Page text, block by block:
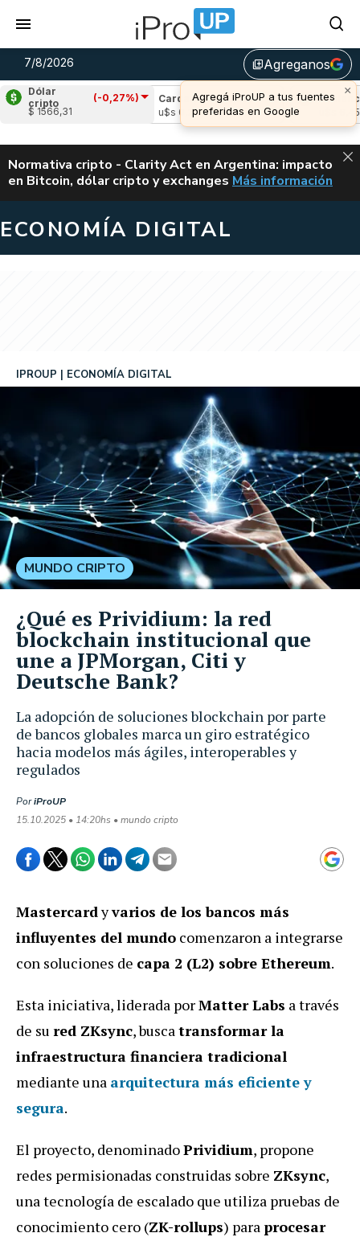
7/8/2026 library_addAgreganos
×
Agregá iProUP a tus fuentes
preferidas en Google
Dólar
cripto
(-0,27%)
$ 1566,31
(-0,90%)
Cardano
(-0,16%)
u$s 0,20
Avalanche
ALERTA
Normativa cripto - Clarity Act en Argentina: impacto
en Bitcoin, dólar cripto y exchanges CLARITY ACT EN
Más información
ECONOMÍA DIGITAL
La adopción de soluciones blockchain por parte
de bancos globales marca un giro estratégico
hacia modelos más ágiles, interoperables y
regulados
IPROUP ECONOMÍA DIGITAL
PoriProUP
15.10.2025 • 14:20hs • mundo cripto
MUNDO CRIPTO
¿Qué es Prividium: la red
blockchain institucional que
une a JPMorgan, Citi y
Deutsche Bank?
Mastercardyvarios de los bancos más
influyentes del mundo comenzaron a integrarse
con soluciones de capa 2 (L2) sobre Ethereum.
Esta iniciativa, liderada porMatter Labs a través
de su red ZKsync, buscatransformar la
infraestructura financiera tradicional
mediante una arquitectura más eficiente y
segura.
El proyecto, denominadoPrividium, propone
redes permisionadas construidas sobre ZKsync,
una tecnología de escalado que utiliza pruebas de
conocimiento cero (ZK-rollups) paraprocesar